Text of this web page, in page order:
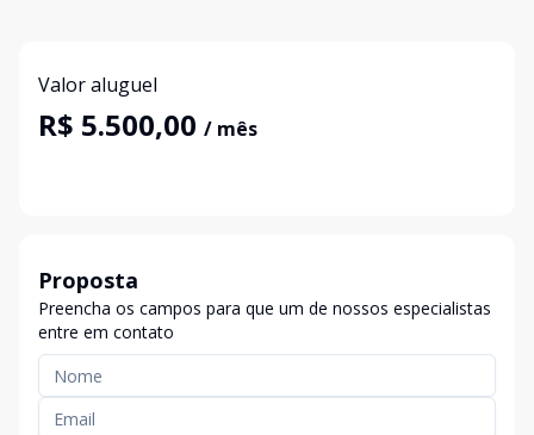
Valor aluguel
R$ 5.500,00 / mês
Proposta
Preencha os campos para que um de nossos especialistas
entre em contato